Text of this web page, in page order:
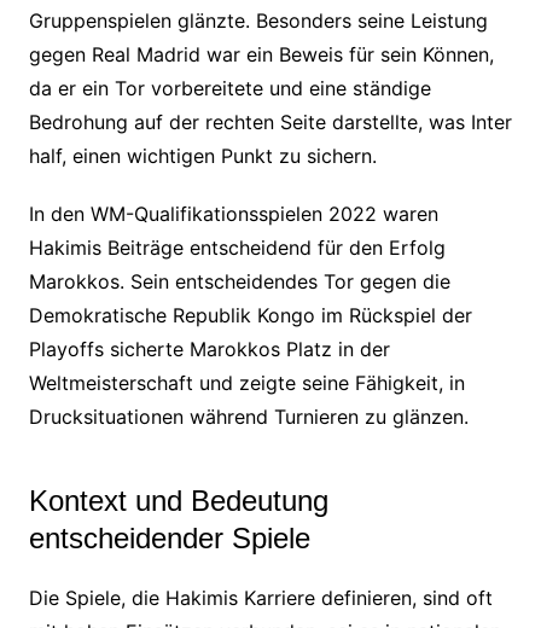
Gruppenspielen glänzte. Besonders seine Leistung
gegen Real Madrid war ein Beweis für sein Können,
da er ein Tor vorbereitete und eine ständige
Bedrohung auf der rechten Seite darstellte, was Inter
half, einen wichtigen Punkt zu sichern.
In den WM-Qualifikationsspielen 2022 waren
Hakimis Beiträge entscheidend für den Erfolg
Marokkos. Sein entscheidendes Tor gegen die
Demokratische Republik Kongo im Rückspiel der
Playoffs sicherte Marokkos Platz in der
Weltmeisterschaft und zeigte seine Fähigkeit, in
Drucksituationen während Turnieren zu glänzen.
Kontext und Bedeutung
entscheidender Spiele
Die Spiele, die Hakimis Karriere definieren, sind oft